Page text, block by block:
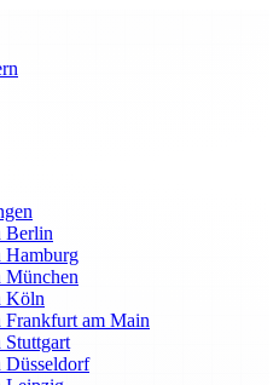
Berlin
Hamburg
München
Köln
Frankfurt am Main
Stuttgart
Düsseldorf